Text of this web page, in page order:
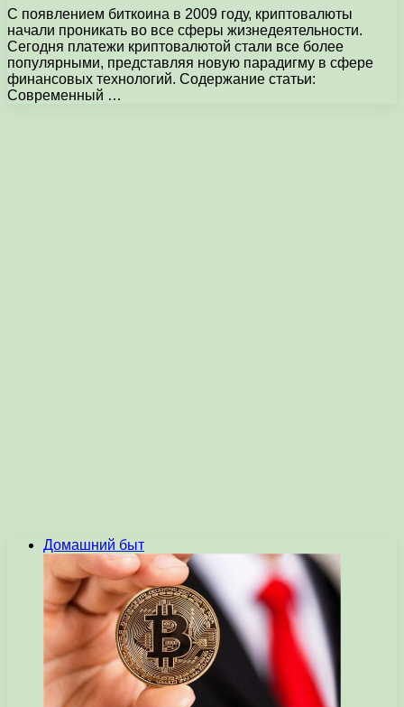
С появлением биткоина в 2009 году, криптовалюты
начали проникать во все сферы жизнедеятельности.
Сегодня платежи криптовалютой стали все более
популярными, представляя новую парадигму в сфере
финансовых технологий. Содержание статьи:
Современный …
Домашний быт